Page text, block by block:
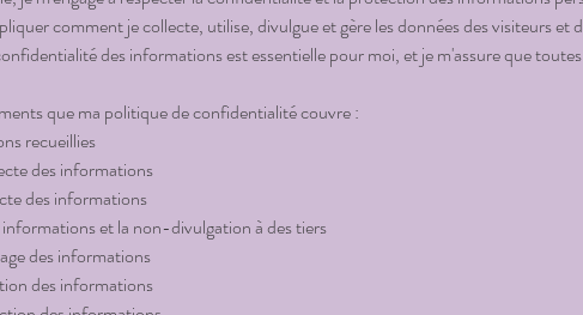
comment je collecte, utilise, divulgue et gère les données des visiteurs et
des informations est essentielle pour moi, et je m'assure que
que ma politique de confidentialité couvre :
recueillies
des informations
des informations
et la non-divulgation à des tiers
des informations
des informations